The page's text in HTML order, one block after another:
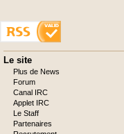
Aller
au
contenu
Le site
Plus de News
Forum
Canal IRC
Applet IRC
Le Staff
Partenaires